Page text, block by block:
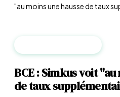
"au moins une hausse de taux
BCE : Simkus voit
de taux